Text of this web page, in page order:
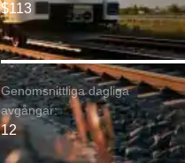
$113
Genomsnittliga dagliga
avgångar:
12